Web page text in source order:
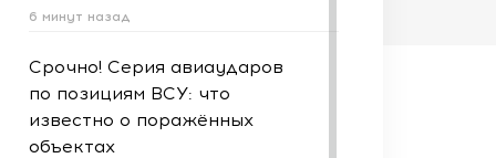
6 минут назад
Срочно! Серия авиаударов
по позициям ВСУ: что
известно о поражённых
объектах